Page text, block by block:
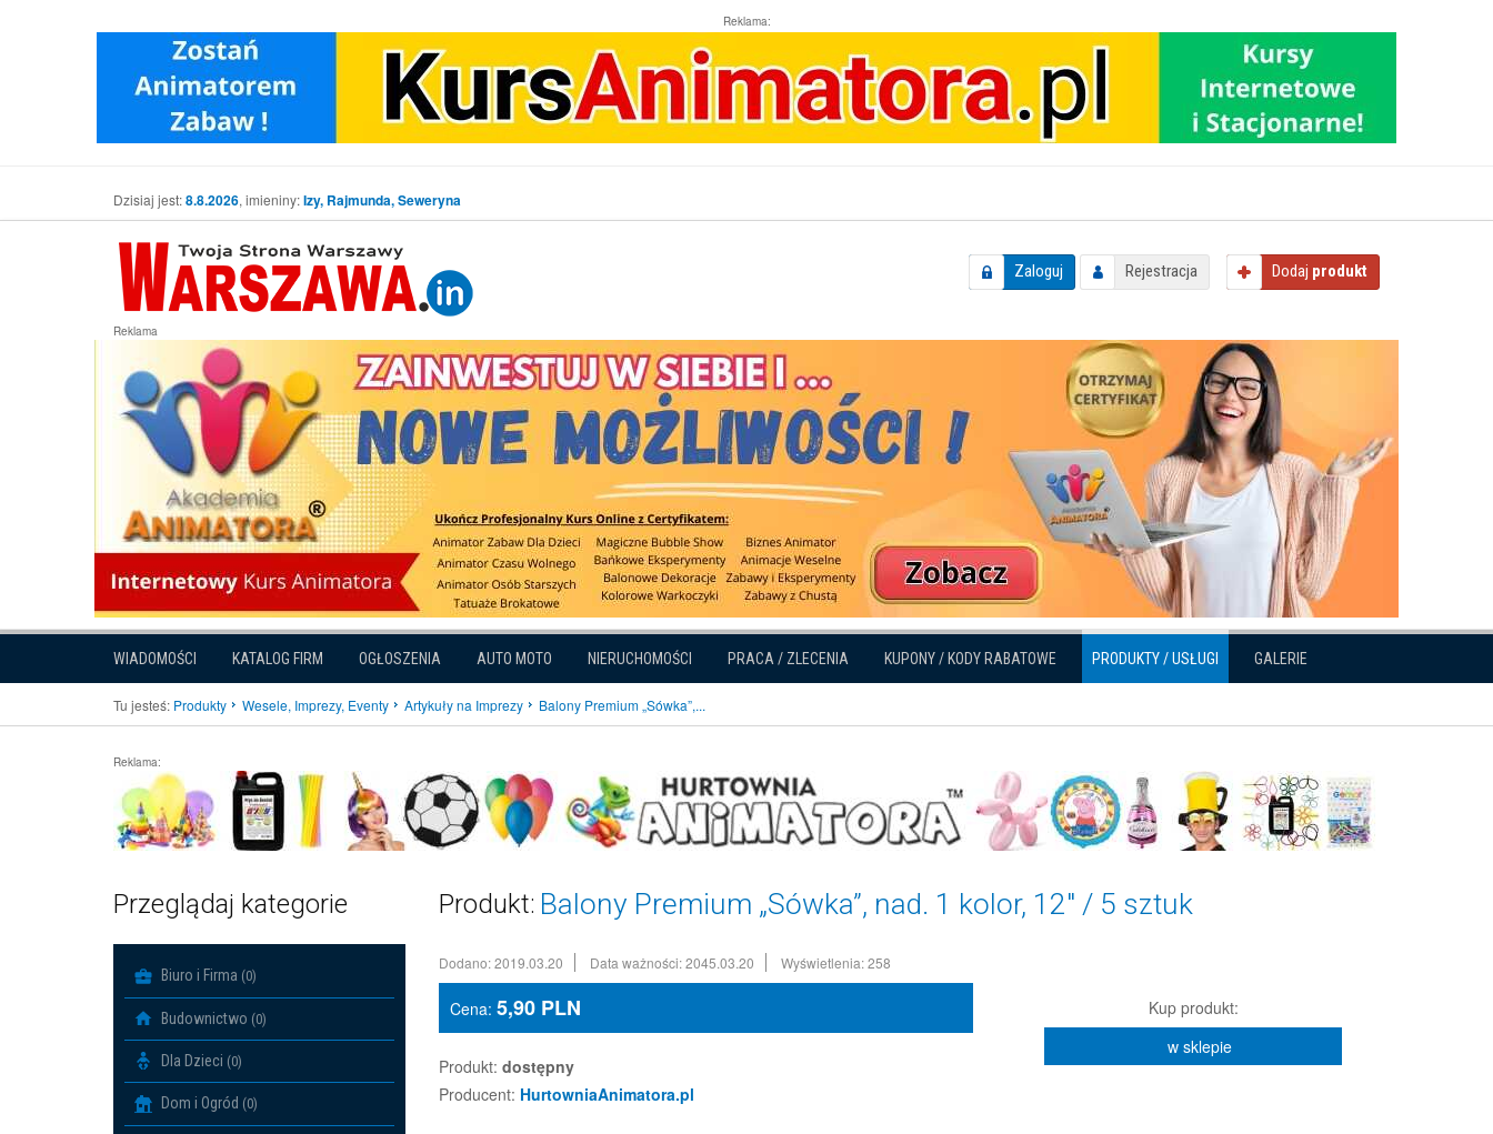
Reklama:
Dzisiaj jest:8.8.2026, imieniny:Izy, Rajmunda, Seweryna
Zaloguj Rejestracja Dodaj produkt
Reklama
WIADOMOŚCI KATALOG FIRM OGŁOSZENIA AUTO MOTO NIERUCHOMOŚCI PRACA / ZLECENIA KUPONY / KODY RABATOWE PRODUKTY / USŁUGI GALERIE
Tu jesteś: Produkty Wesele, Imprezy, Eventy Artykuły na Imprezy Balony Premium „Sówka”,...
Reklama:
Przeglądaj kategorie
Biuro i Firma (0)
Budownictwo (0)
Dla Dzieci (0)
Dom i Ogród (0)
Produkt: Balony Premium „Sówka”, nad. 1 kolor, 12" / 5 sztuk
Dodano: 2019.03.20 Data ważności: 2045.03.20 Wyświetlenia: 258
Cena: 5,90 PLN
Produkt: dostępny
Producent: HurtowniaAnimatora.pl
Kup produkt:
w sklepie